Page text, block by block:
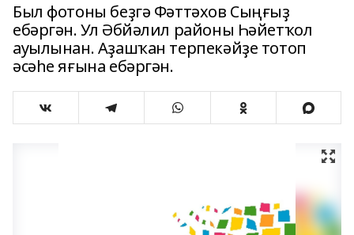
Был фотоны беҙгә Фәттәхов Сыңғыҙ
ебәргән. Ул Әбйәлил районы Һәйетҡол
ауылынан. Аҙашҡан терпекәйҙе тотоп
әсәһе яғына ебәргән.